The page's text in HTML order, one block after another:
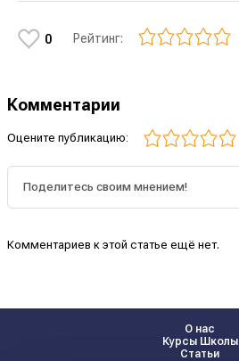
0 Рейтинг:
Комментарии
Оцените публикацию:
Комментариев к этой статье ещё нет.
О нас
Курсы Школы
Статьи